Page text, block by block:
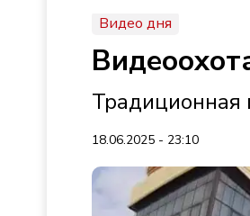
Видео дня
18.06.2025 - 23:10